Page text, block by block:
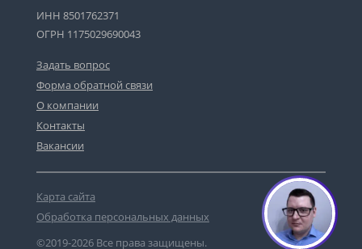
ИНН 8501762371
ОГРН 1175029690043
Задать вопрос
Форма обратной связи
О компании
Контакты
Вакансии
©2019-2026 Все права защищены.
Карта сайта
Обработка персональных данных